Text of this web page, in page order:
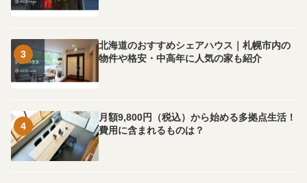
3
北海道のおすすめシェアハウス｜札幌市内の
物件や格安・中高年に人気の家も紹介
4
月額9,800円（税込）から始める多拠点生活！
費用に含まれるものは？